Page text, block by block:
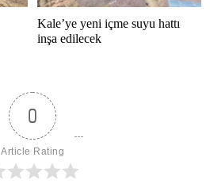
Kale’ye yeni içme suyu hattı
inşa edilecek
0
Article Rating